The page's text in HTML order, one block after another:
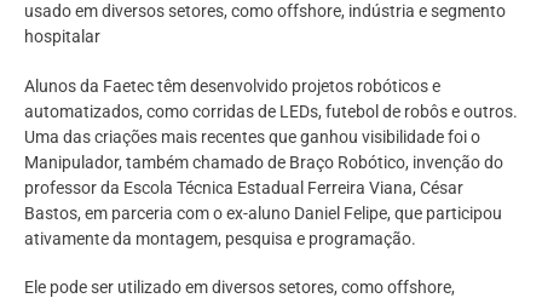
usado em diversos setores, como offshore, indústria e segmento
hospitalar
Alunos da Faetec têm desenvolvido projetos robóticos e
automatizados, como corridas de LEDs, futebol de robôs e outros.
Uma das criações mais recentes que ganhou visibilidade foi o
Manipulador, também chamado de Braço Robótico, invenção do
professor da Escola Técnica Estadual Ferreira Viana, César
Bastos, em parceria com o ex-aluno Daniel Felipe, que participou
ativamente da montagem, pesquisa e programação.
Ele pode ser utilizado em diversos setores, como offshore,